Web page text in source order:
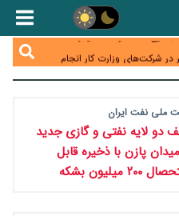
مسکن اجاره‌ای؛ دولت
دقت و استقلال را
۱۹۴۱ مدیر در شرکت‌های وزارت کار انجام
اوج خشکسالی؛ تراز تجاری
است
ملی نفت ایران
دو لایه نفتی و گازی جدید
پازن با ذخیره قابل
میلیون بشکه